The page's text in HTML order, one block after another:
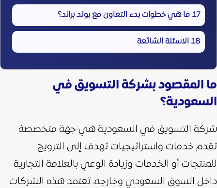
ما هي خطوات بدء التعاون مع بولد براند؟
الاسئلة الشائعة
ما المقصود بشركة التسويق في
السعودية؟
شركة التسويق في السعودية هي جهة متخصصة
تقدم خدمات واستراتيجيات تهدف إلى الترويج
للمنتجات أو الخدمات وزيادة الوعي بالعلامة التجارية
داخل السوق السعودي وخارجه،تعتمد هذه الشركات